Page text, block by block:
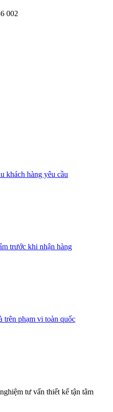
002
khách hàng yêu cầu
trước khi nhận hàng
trên phạm vi toàn quốc
tư vấn thiết kế tận tâm